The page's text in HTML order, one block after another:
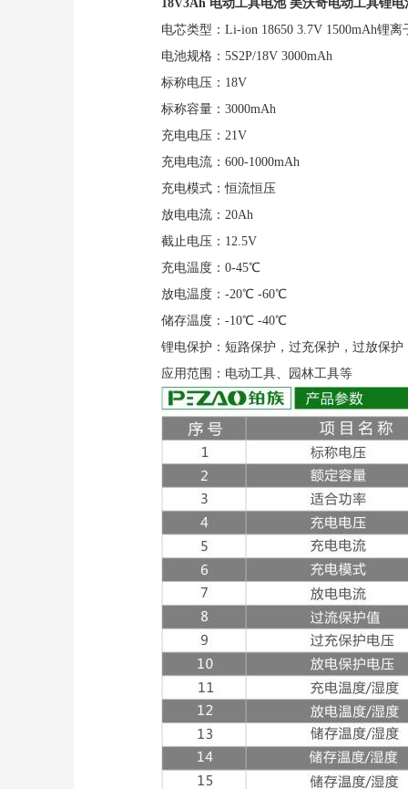
18V3Ah 电动工具电池 美沃奇电动工具锂电
电芯类型：Li-ion 18650 3.7V 1500mAh锂离
电池规格：5S2P/18V 3000mAh
标称电压：18V
标称容量：3000mAh
充电电压：21V
充电电流：600-1000mAh
充电模式：恒流恒压
放电电流：20Ah
截止电压：12.5V
充电温度：0-45℃
放电温度：-20℃ -60℃
储存温度：-10℃ -40℃
锂电保护：短路保护，过充保护，过放保
应用范围：电动工具、园林工具等